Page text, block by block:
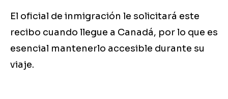
El oficial de inmigración le solicitará este
recibo cuando llegue a Canadá, por lo que es
esencial mantenerlo accesible durante su
viaje.